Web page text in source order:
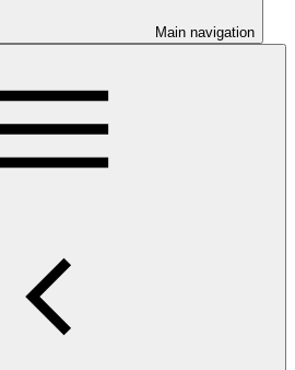
Main navigation